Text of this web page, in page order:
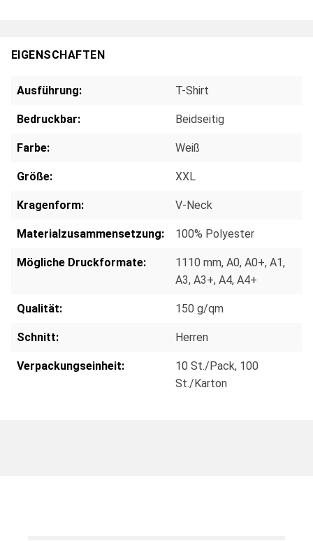
EIGENSCHAFTEN
Ausführung: T-Shirt
Bedruckbar: Beidseitig
Farbe: Weiß
Größe: XXL
Kragenform: V-Neck
Materialzusammensetzung: 100% Polyester
Mögliche Druckformate: 1110 mm, A0, A0+, A1,
A3, A3+, A4, A4+
Qualität: 150 g/qm
Schnitt: Herren
Verpackungseinheit: 10 St./Pack, 100
St./Karton